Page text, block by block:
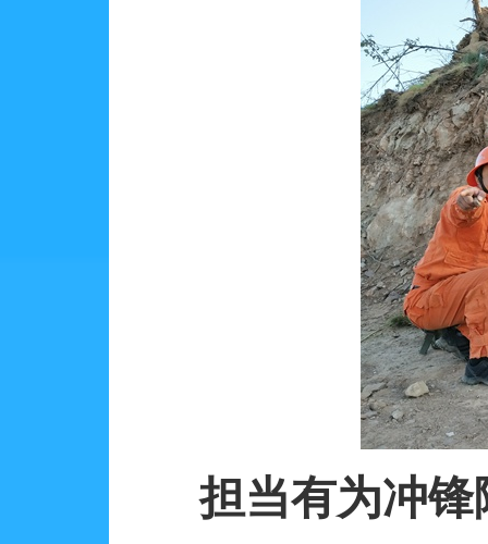
担当有为冲锋